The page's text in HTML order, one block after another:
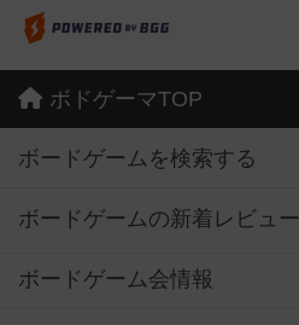
ボドゲーマTOP
ボードゲームを検索する
ボードゲームの新着レビュー
ボードゲーム会情報